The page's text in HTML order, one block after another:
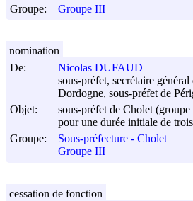
Groupe:
Groupe III
De:
Nicolas DUFAUD
sous-préfet, secrétaire
Dordogne, sous-préfet de
Objet:
sous-préfet de Cholet
pour une durée initiale de
Groupe:
Sous-préfecture - Cholet
Groupe III
nomination
cessation de fonction